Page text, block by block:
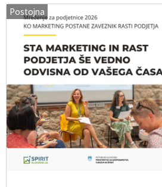
Postojna